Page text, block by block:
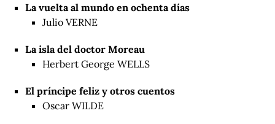
La vuelta al mundo en ochenta días
Julio VERNE
La isla del doctor Moreau
Herbert George WELLS
El príncipe feliz y otros cuentos
Oscar WILDE